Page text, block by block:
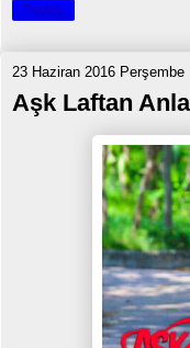
Paylaş
23 Haziran 2016 Perşembe
Aşk Laftan